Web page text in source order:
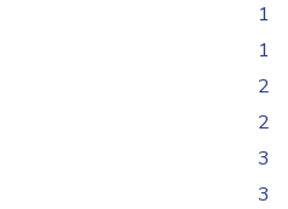
1
1
2
2
3
3